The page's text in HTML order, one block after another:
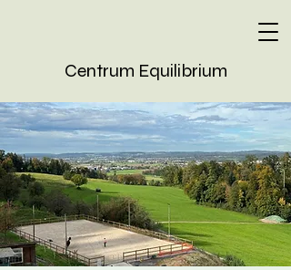
Centrum Equilibrium